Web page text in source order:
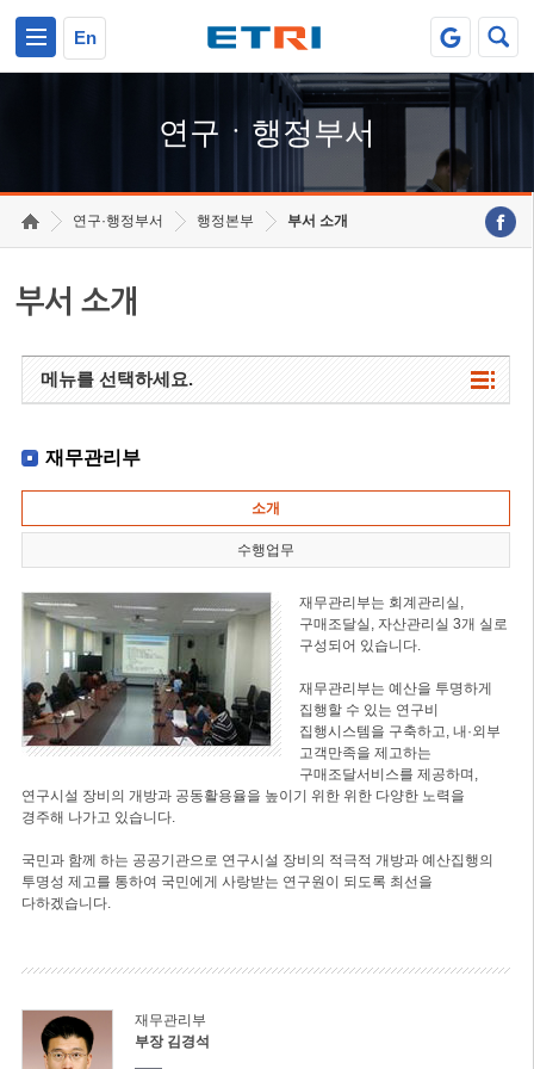
En
연구ㆍ행정부서
연구·행정부서 행정본부 부서 소개
부서 소개
메뉴를 선택하세요.
재무관리부
소개
수행업무
재무관리부는 회계관리실,
구매조달실, 자산관리실 3개 실로
구성되어 있습니다.
재무관리부는 예산을 투명하게
집행할 수 있는 연구비
집행시스템을 구축하고, 내·외부
고객만족을 제고하는
구매조달서비스를 제공하며,
연구시설 장비의 개방과 공동활용율을 높이기 위한 위한 다양한 노력을
경주해 나가고 있습니다.
국민과 함께 하는 공공기관으로 연구시설 장비의 적극적 개방과 예산집행의
투명성 제고를 통하여 국민에게 사랑받는 연구원이 되도록 최선을
다하겠습니다.
재무관리부
부장 김경석